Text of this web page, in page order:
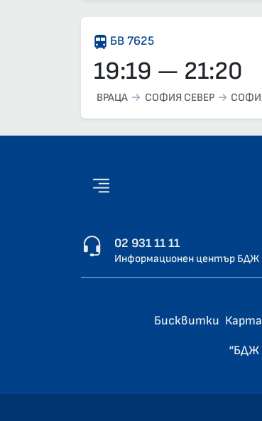
БВ 7625
19:19 — 21:20
ВРАЦА СОФИЯ СЕВЕР
02 931 11 11
Информационен център БДЖ
Бисквитки
“БДЖ